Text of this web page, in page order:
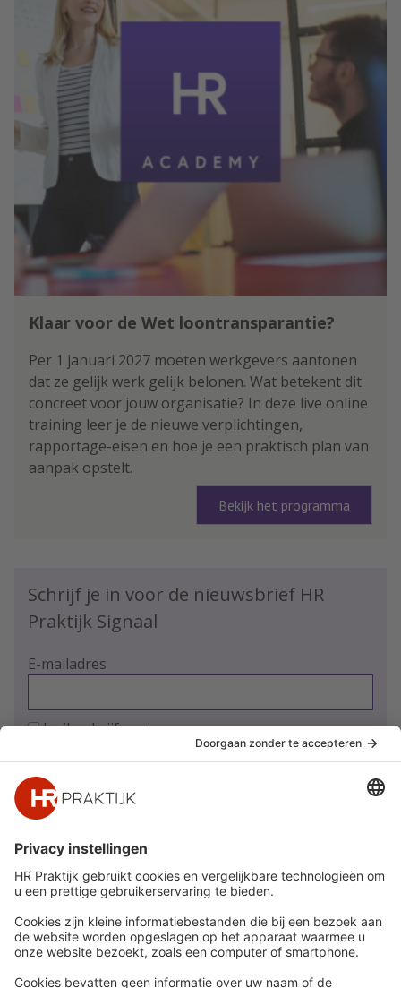
Klaar voor de Wet loontransparantie?
Per 1 januari 2027 moeten werkgevers aantonen
dat ze gelijk werk gelijk belonen. Wat betekent dit
concreet voor jouw organisatie? In deze live online
training leer je de nieuwe verplichtingen,
rapportage-eisen en hoe je een praktisch plan van
aanpak opstelt.
Bekijk het programma
Schrijf je in voor de nieuwsbrief HR
Praktijk Signaal
E-mailadres
Ja, ik schrijf me in
Snel naar
Nieuws
Whitepapers
Webinars
Meer
HR Academy
HR Podcast
CHRO